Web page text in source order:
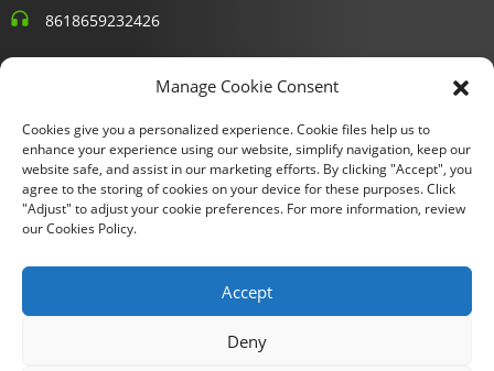
8618659232426
Boletines Informativos
Ingresa tu email y te enviaremos información de los últimos
planes.
Consultar Ahora
Todos los derechos reservados.
Manage Cookie Consent
Cookies give you a personalized experience. Cookie files help us to
enhance your experience using our website, simplify navigation, keep our
website safe, and assist in our marketing efforts. By clicking "Accept", you
agree to the storing of cookies on your device for these purposes. Click
"Adjust" to adjust your cookie preferences. For more information, review
our Cookies Policy.
Accept
Deny